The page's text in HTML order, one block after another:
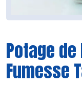
Potage
Fumesse